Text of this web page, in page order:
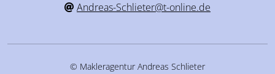
Andreas-Schlieter@t-online.de
© Makleragentur Andreas Schlieter